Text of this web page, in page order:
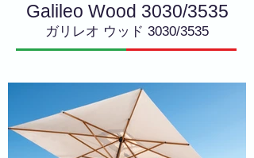
Galileo Wood 3030/3535
ガリレオ ウッド 3030/3535